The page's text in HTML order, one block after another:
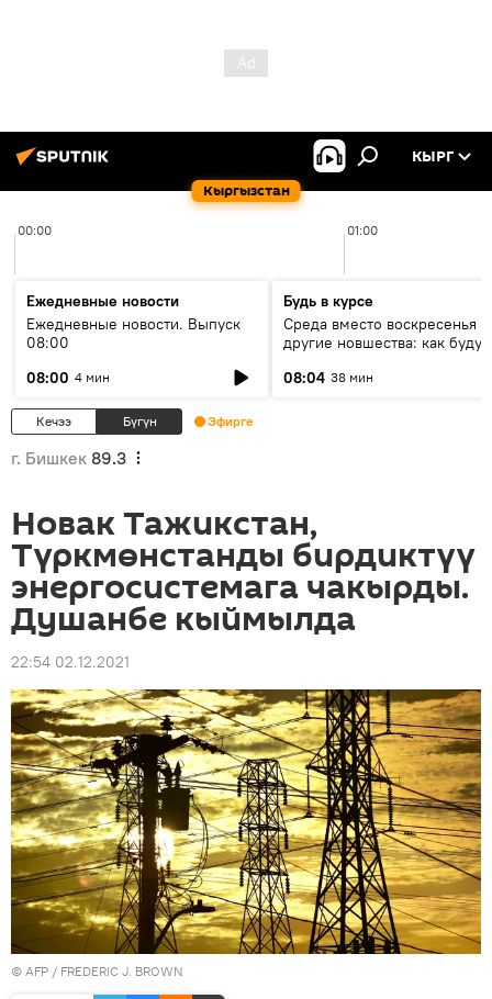
Кыргызстан
КЫРГ
00:00 01:00
Ежедневные новости
Ежедневные новости. Выпуск
08:00
08:00 4 мин
Будь в курсе
Среда вместо воскресенья и
другие новшества: как будут
08:04 38 мин
Кечээ Бүгүн Эфирге
г. Бишкек 89.3
Новак Тажикстан,
Түркмөнстанды бирдиктүү
энергосистемага чакырды.
Душанбе кыймылда
22:54 02.12.2021
© AFP / FREDERIC J. BROWN